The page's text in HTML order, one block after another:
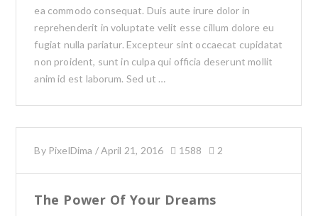
ea commodo consequat. Duis aute irure dolor in
reprehenderit in voluptate velit esse cillum dolore eu
fugiat nulla pariatur. Excepteur sint occaecat cupidatat
non proident, sunt in culpa qui officia deserunt mollit
anim id est laborum. Sed ut …
By PixelDima /April 21, 2016 1588 2
The Power Of Your Dreams